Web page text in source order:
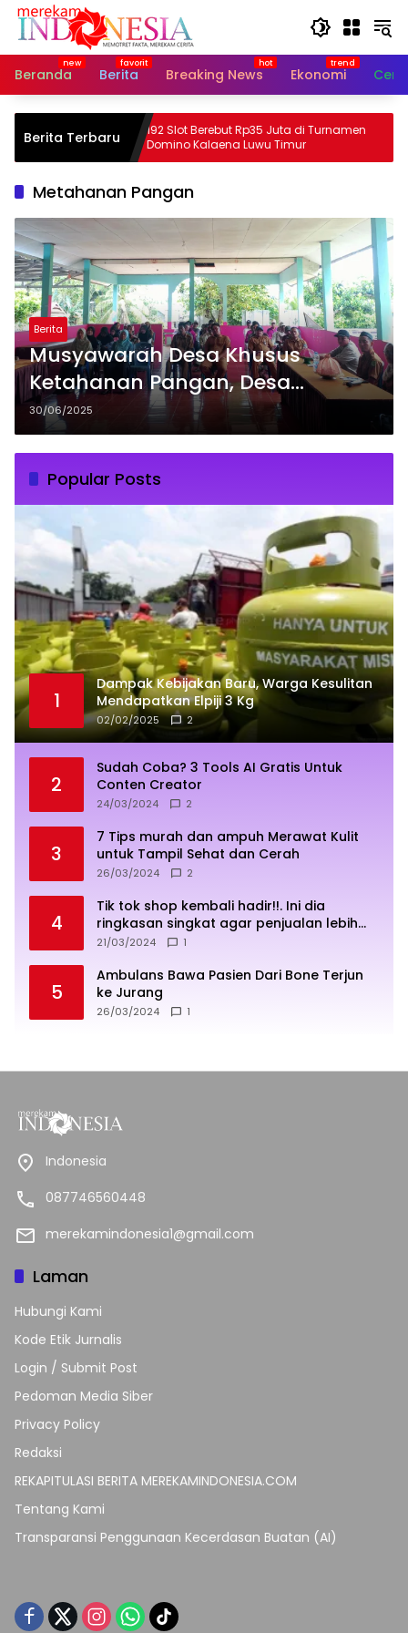
Langsung
Beranda
Berita Breaking News Ekonomi
Berita Terbaru
Cup,
Juga
192 Slot Berebut Rp35 Juta di Turnamen
Domino Kalaena Luwu Timur
Metahanan Pangan
Berita
Musyawarah Desa Khusus
Ketahanan Pangan, Desa
Argomulyo Sepakati Dua Jenis
Usaha Bumdes
30/06/2025
Popular Posts
1
Dampak Kebijakan Baru, Warga Kesulitan
Mendapatkan Elpiji 3 Kg
02/02/2025 2
2
Sudah Coba? 3 Tools AI Gratis Untuk
Conten Creator
24/03/2024 2
3
7 Tips murah dan ampuh Merawat Kulit
untuk Tampil Sehat dan Cerah
26/03/2024 2
4
Tik tok shop kembali hadir!!. Ini dia
ringkasan singkat agar penjualan lebih
sukses
21/03/2024 1
5
Ambulans Bawa Pasien Dari Bone Terjun
ke Jurang
26/03/2024 1
Indonesia
087746560448
merekamindonesia1@gmail.com
Laman
Hubungi Kami
Kode Etik Jurnalis
Login / Submit Post
Pedoman Media Siber
Privacy Policy
Redaksi
REKAPITULASI BERITA MEREKAMINDONESIA.COM
Tentang Kami
Transparansi Penggunaan Kecerdasan Buatan (AI)